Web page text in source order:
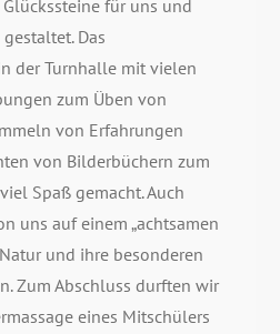
für uns und
Das
der Turnhalle mit vielen
zum Üben von
von Erfahrungen
von Bilderbüchern zum
Spaß gemacht. Auch
uns auf einem „achtsamen
und ihre besonderen
Zum Abschluss durften wir
eines Mitschülers